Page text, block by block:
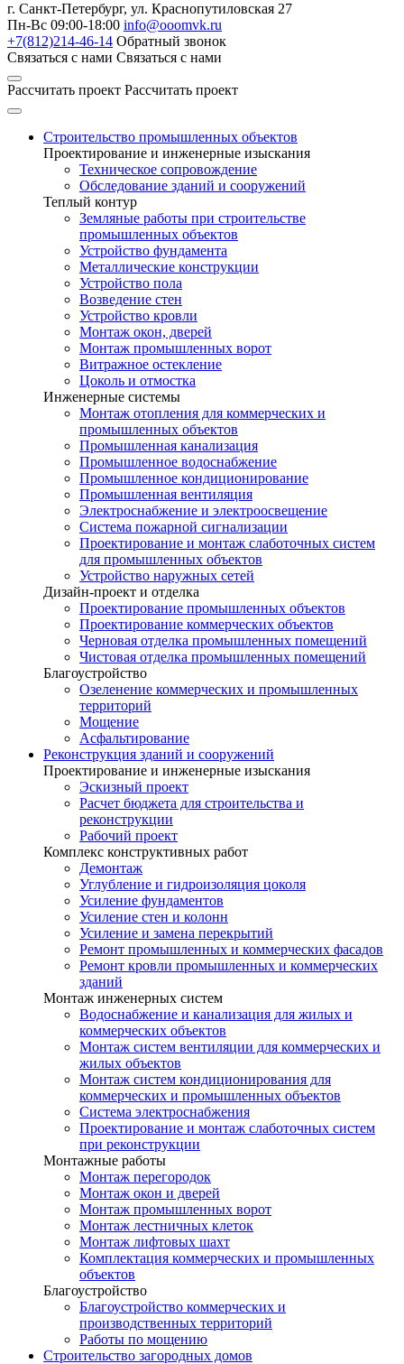
г. Санкт-Петербург, ул. Краснопутиловская 27
Пн-Вс 09:00-18:00 info@ooomvk.ru
+7(812)214-46-14 Обратный звонок
Связаться с нами Связаться с нами
Рассчитать проект Рассчитать проект
Строительство промышленных объектов
Проектирование и инженерные изыскания
Техническое сопровождение
Обследование зданий и сооружений
Теплый контур
Земляные работы при строительстве
промышленных объектов
Устройство фундамента
Металлические конструкции
Устройство пола
Возведение стен
Устройство кровли
Монтаж окон, дверей
Монтаж промышленных ворот
Витражное остекление
Цоколь и отмостка
Инженерные системы
Монтаж отопления для коммерческих и
промышленных объектов
Промышленная канализация
Промышленное водоснабжение
Промышленное кондиционирование
Промышленная вентиляция
Электроснабжение и электроосвещение
Система пожарной сигнализации
Проектирование и монтаж слаботочных систем
для промышленных объектов
Устройство наружных сетей
Дизайн-проект и отделка
Проектирование промышленных объектов
Проектирование коммерческих объектов
Черновая отделка промышленных помещений
Чистовая отделка промышленных помещений
Благоустройство
Озеленение коммерческих и промышленных
территорий
Мощение
Асфальтирование
Реконструкция зданий и сооружений
Проектирование и инженерные изыскания
Эскизный проект
Расчет бюджета для строительства и
реконструкции
Рабочий проект
Комплекс конструктивных работ
Демонтаж
Углубление и гидроизоляция цоколя
Усиление фундаментов
Усиление стен и колонн
Усиление и замена перекрытий
Ремонт промышленных и коммерческих фасадов
Ремонт кровли промышленных и коммерческих
зданий
Монтаж инженерных систем
Водоснабжение и канализация для жилых и
коммерческих объектов
Монтаж систем вентиляции для коммерческих и
жилых объектов
Монтаж систем кондиционирования для
коммерческих и промышленных объектов
Система электроснабжения
Проектирование и монтаж слаботочных систем
при реконструкции
Монтажные работы
Монтаж перегородок
Монтаж окон и дверей
Монтаж промышленных ворот
Монтаж лестничных клеток
Монтаж лифтовых шахт
Комплектация коммерческих и промышленных
объектов
Благоустройство
Благоустройство коммерческих и
производственных территорий
Работы по мощению
Строительство загородных домов